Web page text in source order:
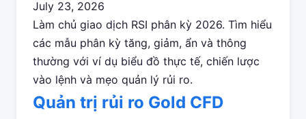
July 23, 2026
Làm chủ giao dịch RSI phân kỳ 2026. Tìm hiểu
các mẫu phân kỳ tăng, giảm, ẩn và thông
thường với ví dụ biểu đồ thực tế, chiến lược
vào lệnh và mẹo quản lý rủi ro.
Quản trị rủi ro Gold CFD